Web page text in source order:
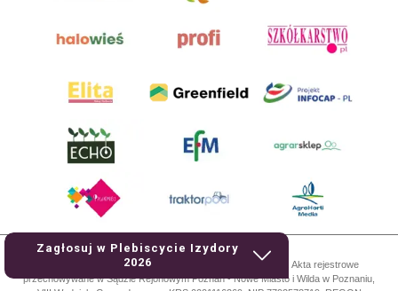
Zagłosuj w Plebiscycie Izydory
2026
AgroHorti Media Sp. z o.o. ul. Metalowa 5, 60-118 Poznań. Akta rejestrowe
przechowywane w Sądzie Rejonowym Poznań - Nowe Miasto i Wilda w Poznaniu,